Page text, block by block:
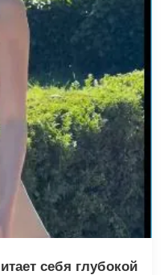
себя глубокой